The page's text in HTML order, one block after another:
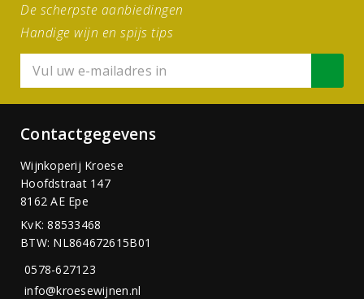
De scherpste aanbiedingen
Handige wijn en spijs tips
Contactgegevens
Wijnkoperij Kroese
Hoofdstraat 147
8162 AE Epe
KvK: 88533468
BTW: NL864672615B01
0578-627123
info@kroesewijnen.nl